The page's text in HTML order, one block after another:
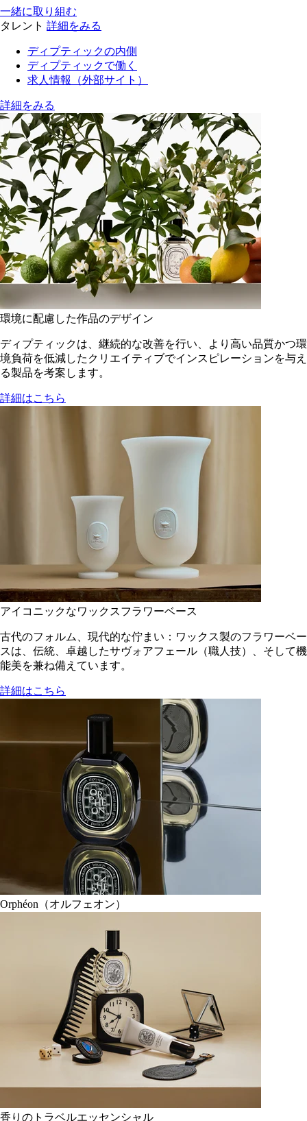
一緒に取り組む
タレント 詳細をみる
ディプティックの内側
ディプティックで働く
求人情報（外部サイト）
詳細をみる
環境に配慮した作品のデザイン
ディプティックは、継続的な改善を行い、より高い品質かつ環
境負荷を低減した​クリエイティブでインスピレーションを与え
る製品を考案します。
詳細はこちら
アイコニックなワックスフラワーベース
古代のフォルム、現代的な佇まい：ワックス製のフラワーベー
スは、伝統、卓越したサヴォアフェール（職人技）、そして機
能美を兼ね備えています。
詳細はこちら
Orphéon（オルフェオン）
香りのトラベルエッセンシャル